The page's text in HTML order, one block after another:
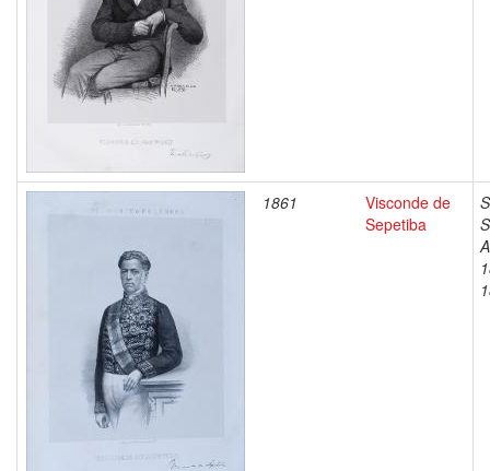
1861
Visconde de
Sepetiba